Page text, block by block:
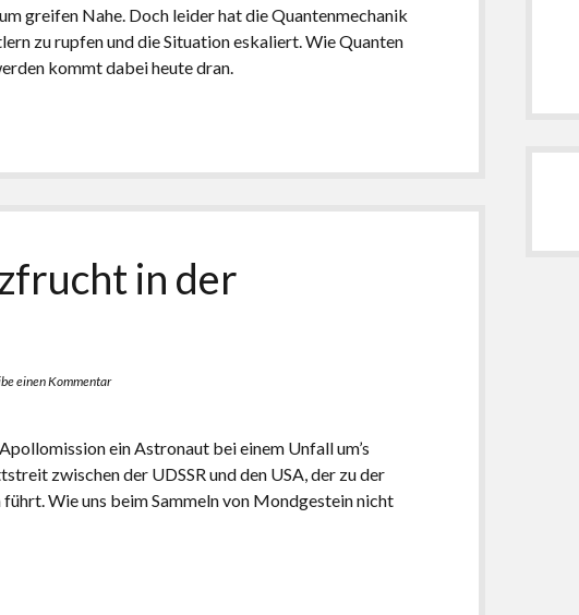
greifen Nahe. Doch leider hat die Quantenmechanik
zu rupfen und die Situation eskaliert. Wie Quanten
kommt dabei heute dran.
in der
einen Kommentar
ein Astronaut bei einem Unfall um’s
zwischen der UDSSR und den USA, der zu der
Wie uns beim Sammeln von Mondgestein nicht